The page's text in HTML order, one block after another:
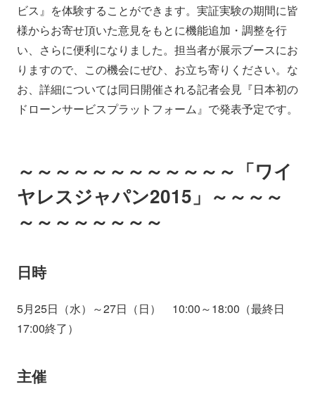
ビス』を体験することができます。実証実験の期間に皆
様からお寄せ頂いた意見をもとに機能追加・調整を行
い、さらに便利になりました。担当者が展示ブースにお
りますので、この機会にぜひ、お立ち寄りください。な
お、詳細については同日開催される記者会見『日本初の
ドローンサービスプラットフォーム』で発表予定です。
～～～～～～～～～～～～「ワイ
ヤレスジャパン2015」～～～～
～～～～～～～～
日時
5月25日（水）～27日（日） 10:00～18:00（最終日
17:00終了）
主催